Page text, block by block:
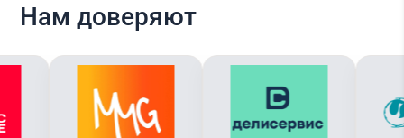
Нам доверяют